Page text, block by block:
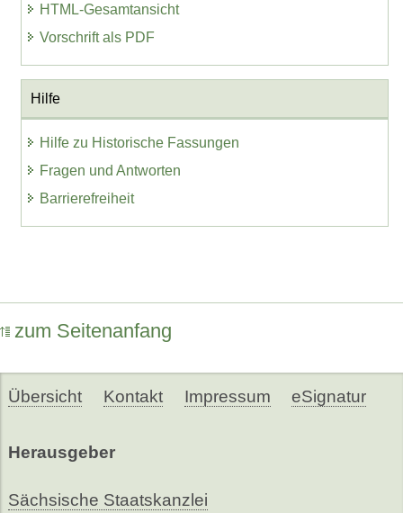
HTML-Gesamtansicht
Vorschrift als PDF
Hilfe
Hilfe zu Historische Fassungen
Fragen und Antworten
Barrierefreiheit
zum Seitenanfang
Übersicht Kontakt Impressum eSignatur
Herausgeber
Sächsische Staatskanzlei